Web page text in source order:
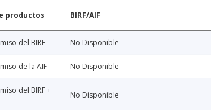
productos BIRF/AIF
del BIRF No Disponible
de la AIF No Disponible
del BIRF +
No Disponible